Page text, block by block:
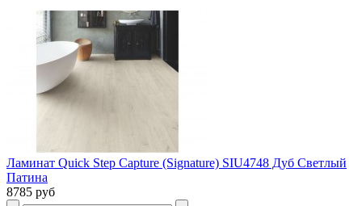
Ламинат Quick Step Capture (Signature) SIU4748 Дуб Светлый
Патина
8785 руб